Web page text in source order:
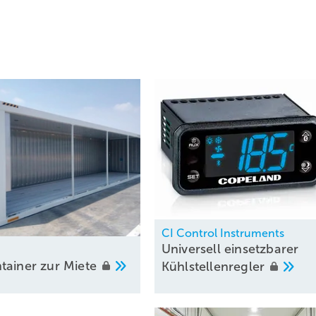
zur Miete
CI Control Instruments
Universell einsetzbarer
Kühlstellenregler